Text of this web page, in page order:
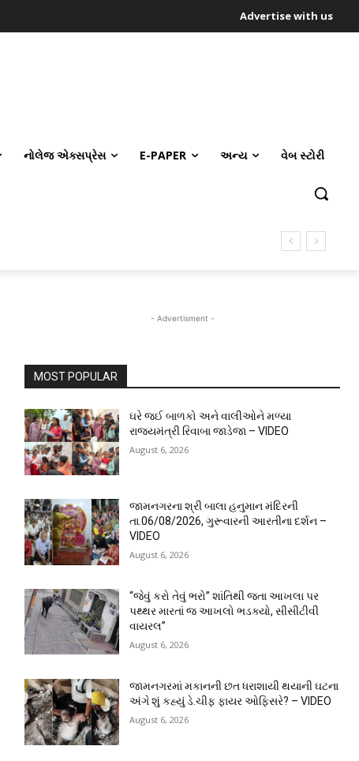
Advertise with us
નોલેજ એક્સપ્રેસ E-PAPER અન્ય વેબ સ્ટોરી
- Advertisment -
MOST POPULAR
ઘરે જઈ બાળકો અને વાલીઓને મળ્યા
રાજ્યમંત્રી રિવાબા જાડેજા – VIDEO
August 6, 2026
જામનગરના શ્રી બાલા હનુમાન મંદિરની
તા.06/08/2026, ગુરૂવારની આરતીના દર્શન –
VIDEO
August 6, 2026
“જેવું કરો તેવું ભરો” શાંતિથી જતા આખલા પર
પથ્થર મારતાં જ આખલો ભડક્યો, સીસીટીવી
વાયરલ”
August 6, 2026
જામનગરમાં મકાનની છત ધરાશાયી થયાની ઘટના
અંગે શું કહ્યું ડે.ચીફ ફાયર ઓફિસરે? – VIDEO
August 6, 2026